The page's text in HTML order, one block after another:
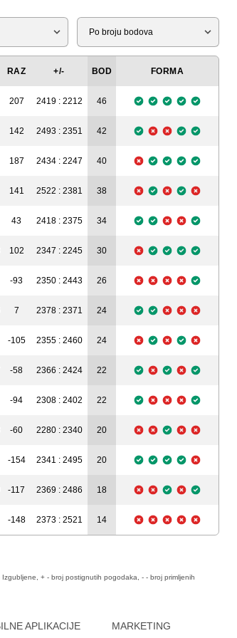
Liga
RAZ +/- BOD FORMA
207 2419 : 2212 46
142 2493 : 2351 42
187 2434 : 2247 40
141 2522 : 2381 38
43 2418 : 2375 34
102 2347 : 2245 30
-93 2350 : 2443 26
7 2378 : 2371 24
-105 2355 : 2460 24
-58 2366 : 2424 22
-94 2308 : 2402 22
-60 2280 : 2340 20
-154 2341 : 2495 20
-117 2369 : 2486 18
-148 2373 : 2521 14
+ - broj postignutih pogodaka, - - broj primljenih
APLIKACIJE MARKETING